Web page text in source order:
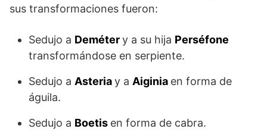
sus transformaciones fueron:
Sedujo a Demétery a su hija Perséfone
transformándose en serpiente.
Sedujo a Asteriay a Aiginia en forma de
águila.
Sedujo a Boetis en forma de cabra.